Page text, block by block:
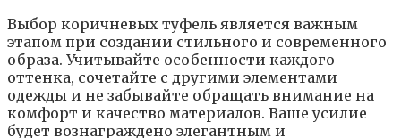
Выбор коричневых туфель является важным
этапом при создании стильного и современного
образа. Учитывайте особенности каждого
оттенка, сочетайте с другими элементами
одежды и не забывайте обращать внимание на
комфорт и качество материалов. Ваше усилие
будет вознаграждено элегантным и